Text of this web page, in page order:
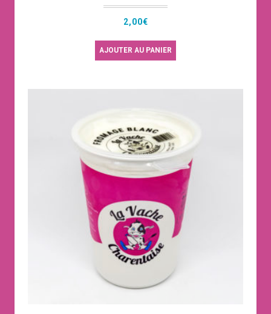
2,00€
AJOUTER AU PANIER